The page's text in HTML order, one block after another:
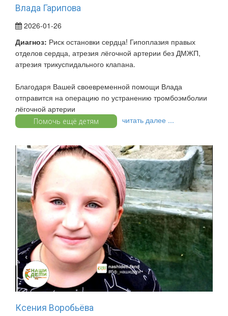
Влада Гарипова
2026-01-26
Диагноз: Риск остановки сердца! Гипоплазия правых
отделов сердца, атрезия лёгочной артерии без ДМЖП,
атрезия трикуспидального клапана.
Благодаря Вашей своевременной помощи Влада
отправится на операцию по устранению тромбоэмболии
лёгочной артерии
Помочь ещё детям читать далее ...
Ксения Воробьёва